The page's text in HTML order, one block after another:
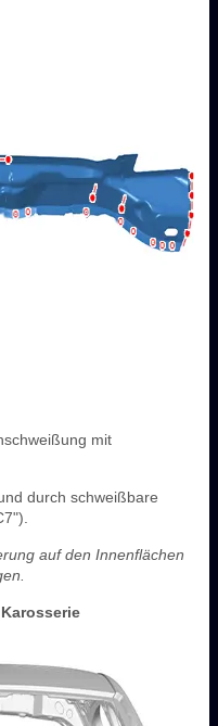
mit
durch schweißbare
auf den Innenflächen